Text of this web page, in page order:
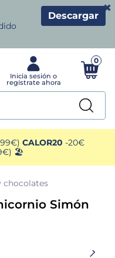
Descargar
×
0
CALOR20 -20€
🏖️
chocolates
Simón